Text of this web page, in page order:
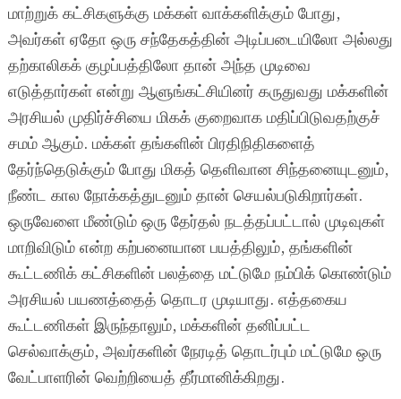
மாற்றுக் கட்சிகளுக்கு மக்கள் வாக்களிக்கும் போது,
அவர்கள் ஏதோ ஒரு சந்தேகத்தின் அடிப்படையிலோ அல்லது
தற்காலிகக் குழப்பத்திலோ தான் அந்த முடிவை
எடுத்தார்கள் என்று ஆளுங்கட்சியினர் கருதுவது மக்களின்
அரசியல் முதிர்ச்சியை மிகக் குறைவாக மதிப்பிடுவதற்குச்
சமம் ஆகும். மக்கள் தங்களின் பிரதிநிதிகளைத்
தேர்ந்தெடுக்கும் போது மிகத் தெளிவான சிந்தனையுடனும்,
நீண்ட கால நோக்கத்துடனும் தான் செயல்படுகிறார்கள்.
ஒருவேளை மீண்டும் ஒரு தேர்தல் நடத்தப்பட்டால் முடிவுகள்
மாறிவிடும் என்ற கற்பனையான பயத்திலும், தங்களின்
கூட்டணிக் கட்சிகளின் பலத்தை மட்டுமே நம்பிக் கொண்டும்
அரசியல் பயணத்தைத் தொடர முடியாது. எத்தகைய
கூட்டணிகள் இருந்தாலும், மக்களின் தனிப்பட்ட
செல்வாக்கும், அவர்களின் நேரடித் தொடர்பும் மட்டுமே ஒரு
வேட்பாளரின் வெற்றியைத் தீர்மானிக்கிறது.